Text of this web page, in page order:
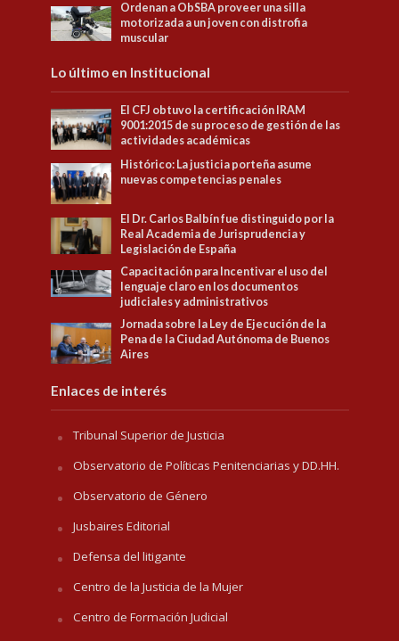
Ordenan a ObSBA proveer una silla
motorizada a un joven con distrofia
muscular
Lo último en Institucional
El CFJ obtuvo la certificación IRAM
9001:2015 de su proceso de gestión de las
actividades académicas
Histórico: La justicia porteña asume
nuevas competencias penales
El Dr. Carlos Balbín fue distinguido por la
Real Academia de Jurisprudencia y
Legislación de España
Capacitación para Incentivar el uso del
lenguaje claro en los documentos
judiciales y administrativos
Jornada sobre la Ley de Ejecución de la
Pena de la Ciudad Autónoma de Buenos
Aires
Enlaces de interés
Tribunal Superior de Justicia
Observatorio de Políticas Penitenciarias y DD.HH.
Observatorio de Género
Jusbaires Editorial
Defensa del litigante
Centro de la Justicia de la Mujer
Centro de Formación Judicial